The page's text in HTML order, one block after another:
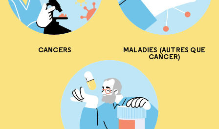
CANCERS MALADIES (AUTRES QUE
CANCER)